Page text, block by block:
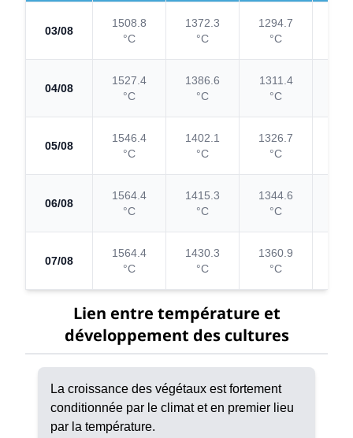
03/08
1508.8
°C
1372.3
°C
1294.7
°C
04/08
1527.4
°C
1386.6
°C
1311.4
°C
05/08
1546.4
°C
1402.1
°C
1326.7
°C
06/08
1564.4
°C
1415.3
°C
1344.6
°C
07/08
1564.4
°C
1430.3
°C
1360.9
°C
Lien entre température et
développement des cultures
La croissance des végétaux est fortement
conditionnée par le climat et en premier lieu
par la température.